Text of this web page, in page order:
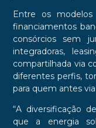
Entre os
financiamentos
consórcios sem
integradoras,
compartilhada via
diferentes perfis,
para quem antes
“A diversificação
que a energia